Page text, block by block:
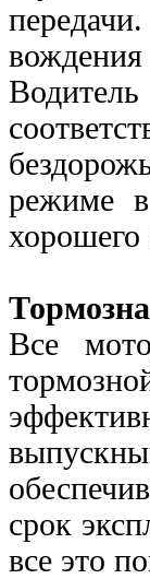
режиме
хорошего
Все
срок
все это